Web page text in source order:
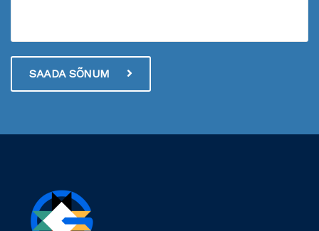
SAADA SÕNUM